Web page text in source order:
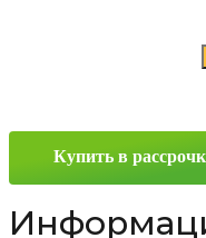
Купить в